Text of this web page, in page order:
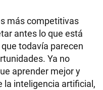
más competitivas
antes lo que está
todavía parecen
Ya no
aprender mejor y
la inteligencia artificial,